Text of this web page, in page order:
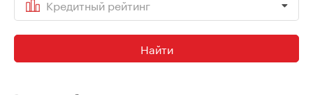
Кредитный рейтинг
Найти